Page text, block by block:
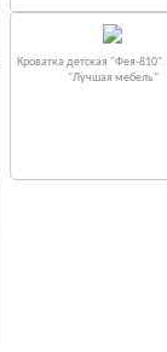
Кроватка детская "Фея-
"Лучшая мебель"